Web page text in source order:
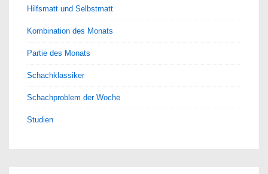
Hilfsmatt und Selbstmatt
Kombination des Monats
Partie des Monats
Schachklassiker
Schachproblem der Woche
Studien